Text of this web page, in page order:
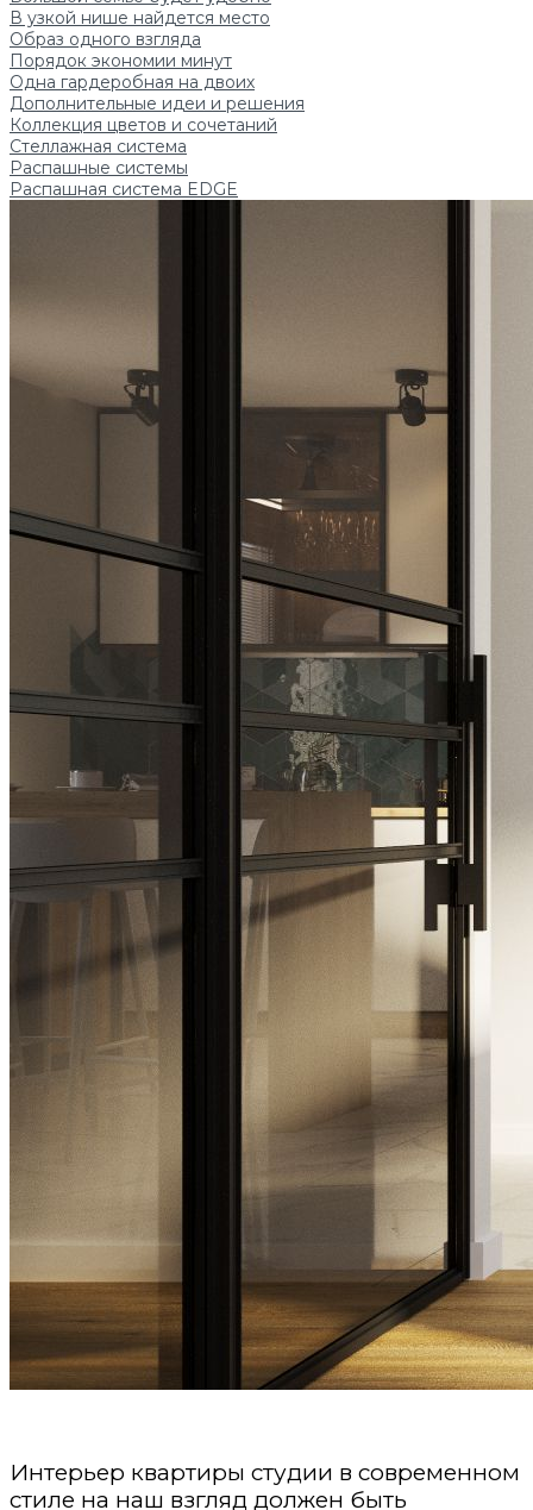
В узкой нише найдется место
Образ одного взгляда
Порядок экономии минут
Одна гардеробная на двоих
Дополнительные идеи и решения
Коллекция цветов и сочетаний
Стеллажная система
Распашные системы
Распашная система EDGE
Интерьер квартиры студии в современном
стиле на наш взгляд должен быть